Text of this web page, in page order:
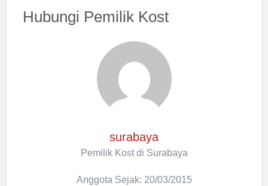
Hubungi Pemilik Kost
surabaya
Pemilik Kost di Surabaya
Anggota Sejak: 20/03/2015